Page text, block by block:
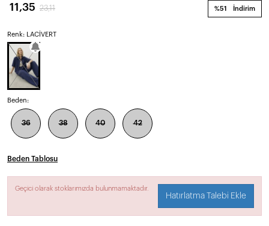
%51 İndirim
11,35 23,11
Renk: LACİVERT
Beden:
36 38 40 42
Beden Tablosu
Geçici olarak stoklarımızda bulunmamaktadır.
Hatırlatma Talebi Ekle